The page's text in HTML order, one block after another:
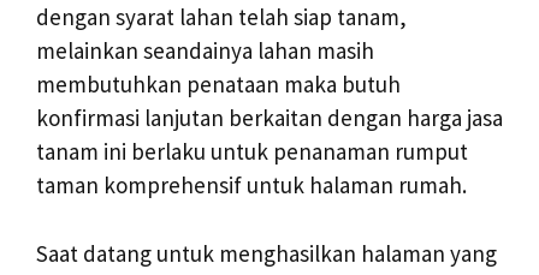
dengan syarat lahan telah siap tanam,
melainkan seandainya lahan masih
membutuhkan penataan maka butuh
konfirmasi lanjutan berkaitan dengan harga jasa
tanam ini berlaku untuk penanaman rumput
taman komprehensif untuk halaman rumah.
Saat datang untuk menghasilkan halaman yang